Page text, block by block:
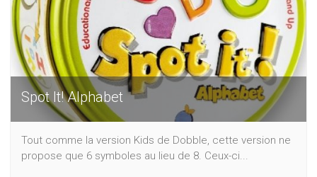
Spot It! Alphabet
Tout comme la version Kids de Dobble, cette version ne
propose que 6 symboles au lieu de 8. Ceux-ci...